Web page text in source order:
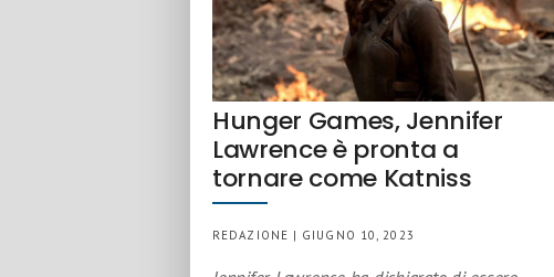
Hunger Games, Jennifer
Lawrence è pronta a
tornare come Katniss
REDAZIONE | GIUGNO 10, 2023